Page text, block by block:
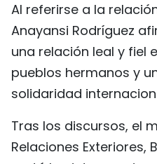
Al referirse a la
Anayansi Rodríguez
una relación leal y fiel
pueblos hermanos y
solidaridad
Tras los discursos, el
Relaciones Exteriores,